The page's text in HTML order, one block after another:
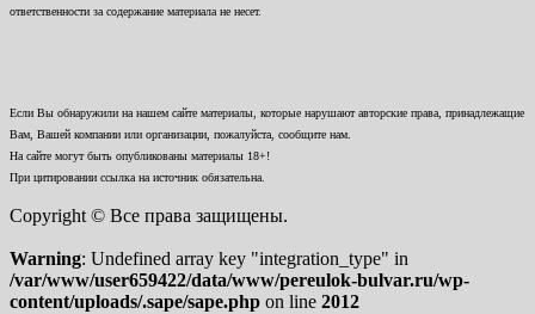
ответственности за содержание материала не несет.
Если Вы обнаружили на нашем сайте материалы, которые нарушают авторские права, принадлежащие
Вам, Вашей компании или организации, пожалуйста, сообщите нам.
На сайте могут быть опубликованы материалы 18+!
При цитировании ссылка на источник обязательна.
Copyright © Все права защищены.
Warning: Undefined array key "integration_type" in
/var/www/user659422/data/www/pereulok-bulvar.ru/wp-
content/uploads/.sape/sape.php on line 2012